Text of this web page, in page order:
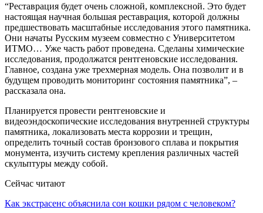
“Реставрация будет очень сложной, комплексной. Это будет
настоящая научная большая реставрация, которой должны
предшествовать масштабные исследования этого памятника.
Они начаты Русским музеем совместно с Университетом
ИТМО… Уже часть работ проведена. Сделаны химические
исследования, продолжатся рентгеновские исследования.
Главное, создана уже трехмерная модель. Она позволит и в
будущем проводить мониторинг состояния памятника”, –
рассказала она.
Планируется провести рентгеновские и
видеоэндоскопические исследования внутренней структуры
памятника, локализовать места коррозии и трещин,
определить точный состав бронзового сплава и покрытия
монумента, изучить систему крепления различных частей
скульптуры между собой.
Сейчас читают
Как экстрасенс объяснила сон кошки рядом с человеком?